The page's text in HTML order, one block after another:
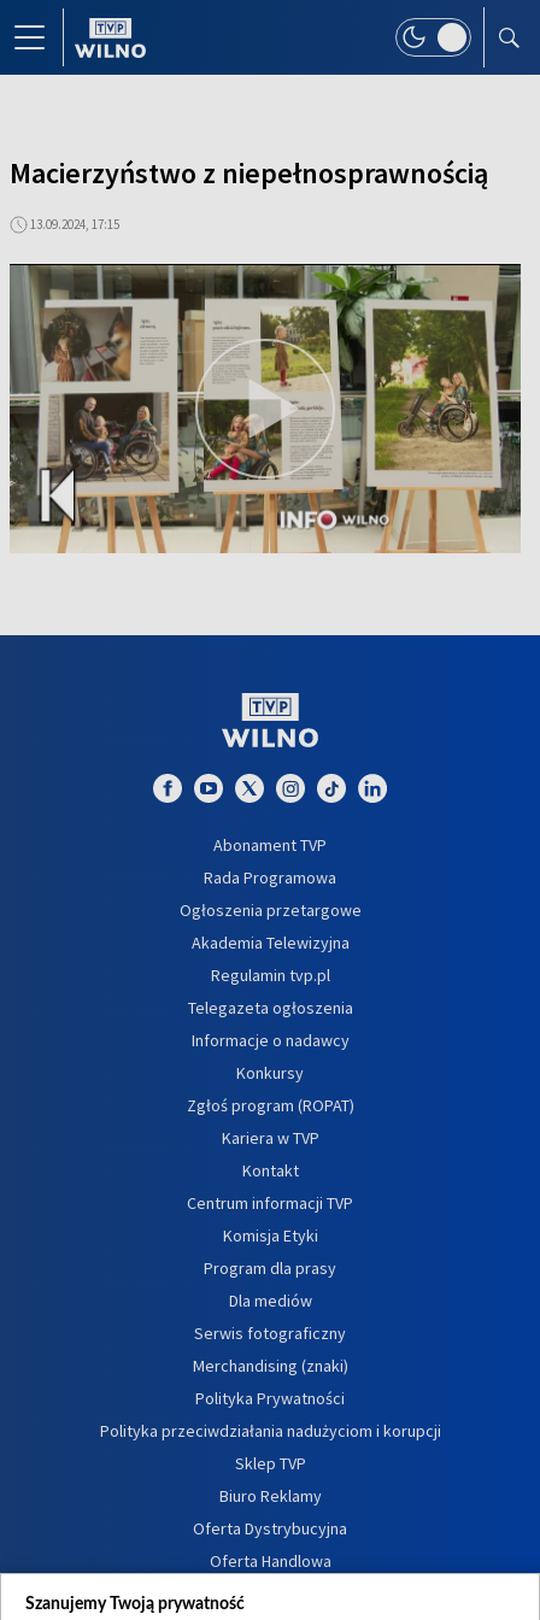
Macierzyństwo z niepełnosprawnością
13.09.2024, 17:15
Abonament TVP
Rada Programowa
Ogłoszenia przetargowe
Akademia Telewizyjna
Regulamin tvp.pl
Telegazeta ogłoszenia
Informacje o nadawcy
Konkursy
Zgłoś program (ROPAT)
Kariera w TVP
Kontakt
Centrum informacji TVP
Komisja Etyki
Program dla prasy
Dla mediów
Serwis fotograficzny
Merchandising (znaki)
Polityka Prywatności
Polityka przeciwdziałania nadużyciom i korupcji
Sklep TVP
Biuro Reklamy
Oferta Dystrybucyjna
Oferta Handlowa
Dostępność
Szanujemy Twoją prywatność